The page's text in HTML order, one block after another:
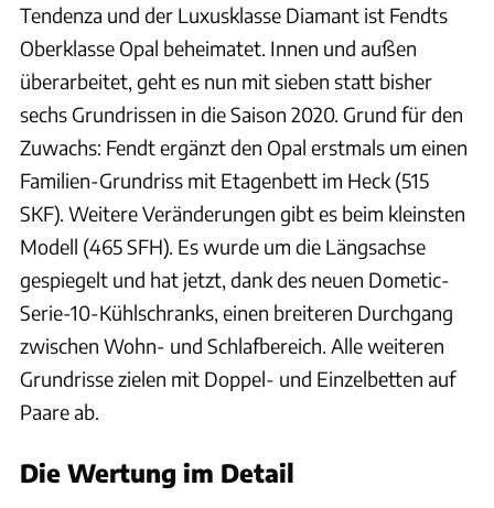
Tendenza und der Luxusklasse Diamant ist Fendts
Oberklasse Opal beheimatet. Innen und außen
überarbeitet, geht es nun mit sieben statt bisher
sechs Grundrissen in die Saison 2020. Grund für den
Zuwachs: Fendt ergänzt den Opal erstmals um einen
Familien-Grundriss mit Etagenbett im Heck (515
SKF). Weitere Veränderungen gibt es beim kleinsten
Modell (465 SFH). Es wurde um die Längsachse
gespiegelt und hat jetzt, dank des neuen Dometic-
Serie-10-Kühlschranks, einen breiteren Durchgang
zwischen Wohn- und Schlafbereich. Alle weiteren
Grundrisse zielen mit Doppel- und Einzelbetten auf
Paare ab.
Die Wertung im Detail